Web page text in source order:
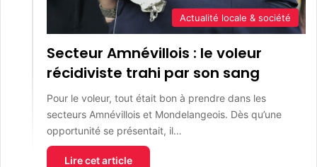
Actualité locale & société
Secteur Amnévillois : le voleur
récidiviste trahi par son sang
Pour le voleur, tout était bon à prendre dans les
secteurs Amnévillois et Mondelangeois. Dès qu’une
opportunité se présentait, il…
Lire cet article